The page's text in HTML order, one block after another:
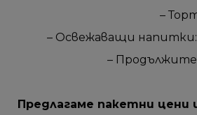
–
– Освежаващи напитки:
–
Предлагаме пакетни цени